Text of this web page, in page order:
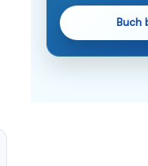
Buch